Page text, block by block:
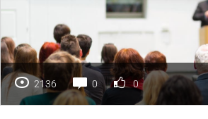
2136 0 0